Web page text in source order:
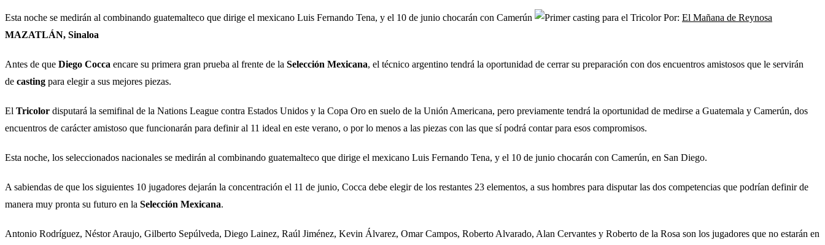
Esta noche se medirán al combinando guatemalteco que dirige el mexicano Luis Fernando Tena, y el 10 de junio chocarán con Camerún Por: El Mañana de Reynosa
MAZATLÁN, Sinaloa
Antes de que Diego Cocca encare su primera gran prueba al frente de la Selección Mexicana, el técnico argentino tendrá la oportunidad de cerrar su preparación con dos encuentros amistosos que le servirán
de casting para elegir a sus mejores piezas.
El Tricolor disputará la semifinal de la Nations League contra Estados Unidos y la Copa Oro en suelo de la Unión Americana, pero previamente tendrá la oportunidad de medirse a Guatemala y Camerún, dos
encuentros de carácter amistoso que funcionarán para definir al 11 ideal en este verano, o por lo menos a las piezas con las que sí podrá contar para esos compromisos.
Esta noche, los seleccionados nacionales se medirán al combinando guatemalteco que dirige el mexicano Luis Fernando Tena, y el 10 de junio chocarán con Camerún, en San Diego.
A sabiendas de que los siguientes 10 jugadores dejarán la concentración el 11 de junio, Cocca debe elegir de los restantes 23 elementos, a sus hombres para disputar las dos competencias que podrían definir de
manera muy pronta su futuro en la Selección Mexicana.
Antonio Rodríguez, Néstor Araujo, Gilberto Sepúlveda, Diego Lainez, Raúl Jiménez, Kevin Álvarez, Omar Campos, Roberto Alvarado, Alan Cervantes y Roberto de la Rosa son los jugadores que no estarán en